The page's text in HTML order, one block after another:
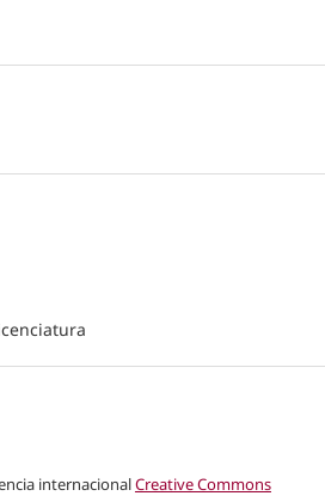
internacionalCreative Commons